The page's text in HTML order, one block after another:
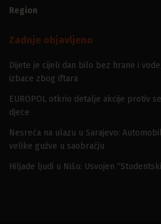
Region
Zadnje objavljeno
Dijete je cijeli dan bilo bez hrane i
izbace zbog iftara
EUROPOL otkrio detalje akcije protiv
djece
Nesreća na ulazu u Sarajevo:
velike gužve u saobraćju
Hiljade ljudi u Nišu: Usvojen